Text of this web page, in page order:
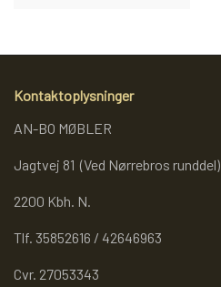
Kontaktoplysninger
AN-BO MØBLER
Jagtvej 81 (Ved Nørrebros runddel)
2200 Kbh. N.
Tlf. 35852616 / 42646963
Cvr. 27053343